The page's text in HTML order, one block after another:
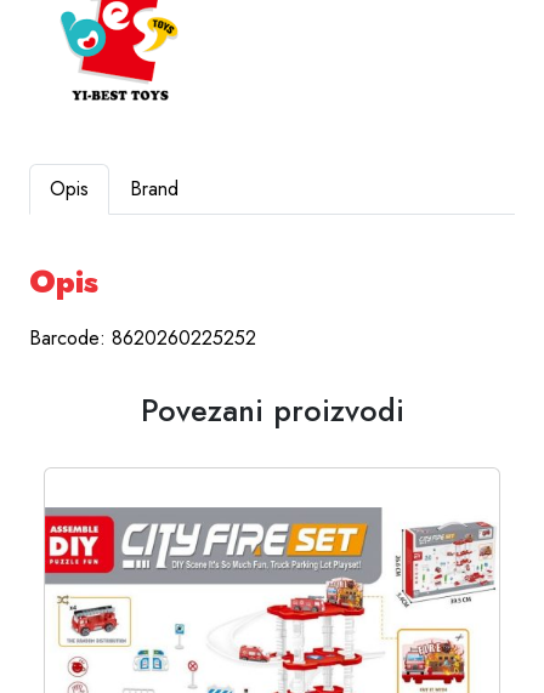
Opis Brand
Opis
Barcode: 8620260225252
Povezani proizvodi